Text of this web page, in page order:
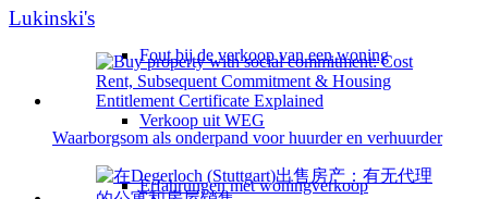
Fout bij de verkoop van een woning
Verkoop uit WEG
Erfahrungen met woningverkoop
Lukinski's
Waarborgsom als onderpand voor huurder en verhuurder